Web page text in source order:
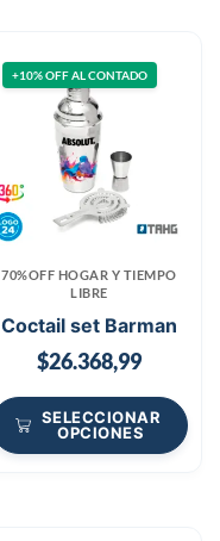
+10% OFF AL CONTADO
70%OFF HOGAR Y TIEMPO
LIBRE
Coctail set Barman
$26.368,99
SELECCIONAR
OPCIONES